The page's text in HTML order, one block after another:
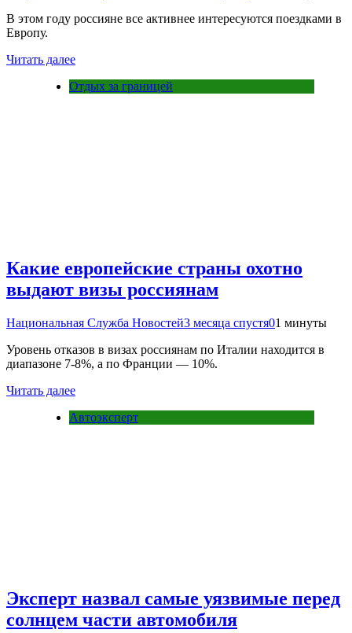
В этом году россияне все активнее интересуются поездками в
Европу.
Читать далее
Отдых за границей
Какие европейские страны охотно
выдают визы россиянам
Национальная Служба Новостей3 месяца спустя01 минуты
Уровень отказов в визах россиянам по Италии находится в
диапазоне 7-8%, а по Франции — 10%.
Читать далее
Автоэксперт
Эксперт назвал самые уязвимые перед
солнцем части автомобиля